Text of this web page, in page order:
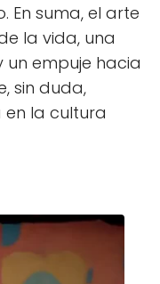
En suma, el arte
la vida, una
empuje hacia
sin duda,
la cultura